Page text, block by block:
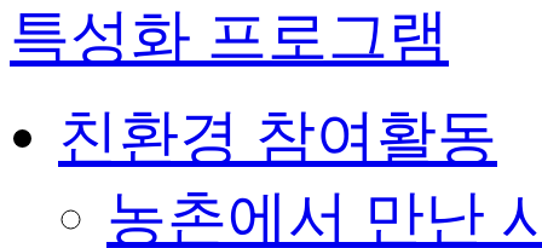
특성화 프로그램
친환경 참여활동
농촌에서 만난